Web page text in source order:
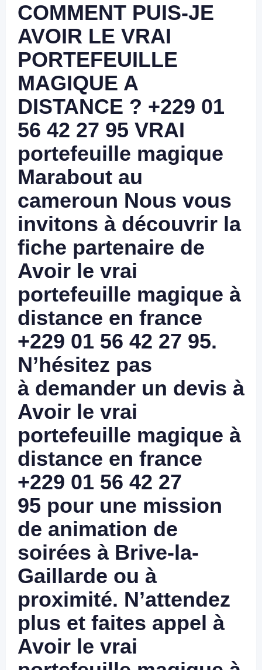
COMMENT PUIS-JE
AVOIR LE VRAI
PORTEFEUILLE
MAGIQUE A
DISTANCE ? +229 01
56 42 27 95 VRAI
portefeuille magique
Marabout au
cameroun Nous vous
invitons à découvrir la
fiche partenaire de
Avoir le vrai
portefeuille magique à
distance en france
+229 01 56 42 27 95.
N’hésitez pas
à demander un devis à
Avoir le vrai
portefeuille magique à
distance en france
+229 01 56 42 27
95 pour une mission
de animation de
soirées à Brive-la-
Gaillarde ou à
proximité. N’attendez
plus et faites appel à
Avoir le vrai